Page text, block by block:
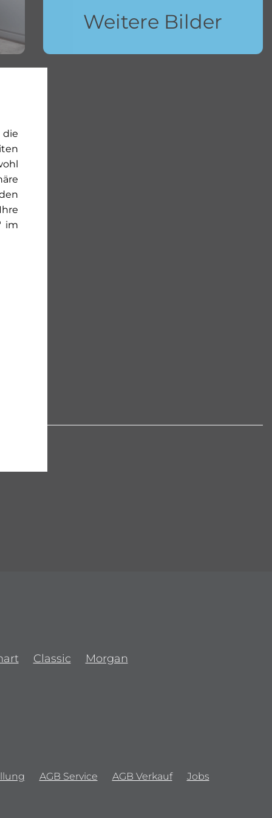
im
Weitere Bilder
Classic Morgan
AGB Service AGB Verkauf Jobs